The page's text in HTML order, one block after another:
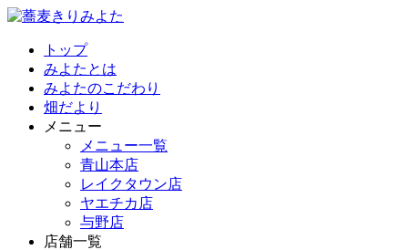
トップ
みよたとは
みよたのこだわり
畑だより
メニュー
メニュー一覧
青山本店
レイクタウン店
ヤエチカ店
与野店
店舗一覧